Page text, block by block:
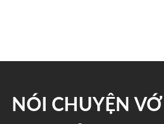
NÓI CHUYỆN